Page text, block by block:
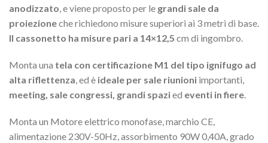
anodizzato, e viene proposto per le grandi sale da
proiezioneche richiedono misure superiori ai 3 metri di base.
Il cassonetto ha misure pari a 14×12,5 cm di ingombro.
Monta una tela con certificazione M1 del tipo ignifugo ad
alta riflettenza, ed è ideale per sale riunioni importanti,
meeting, sale congressi, grandi spazied eventi in fiere.
Monta un Motore elettrico monofase, marchio CE,
alimentazione 230V-50Hz, assorbimento 90W 0,40A, grado